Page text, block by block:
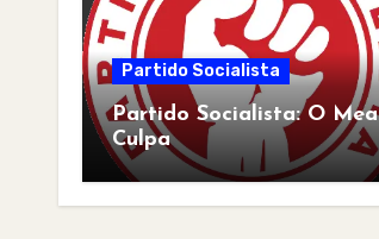
Partido Socialista
Partido Socialista: O Mea
Culpa